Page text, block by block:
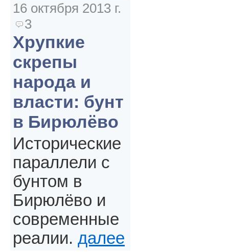
16 октября 2013 г.
3
Хрупкие
скрепы
народа и
власти: бунт
в Бирюлёво
Исторические
параллели с
бунтом в
Бирюлёво и
современные
реалии. далее